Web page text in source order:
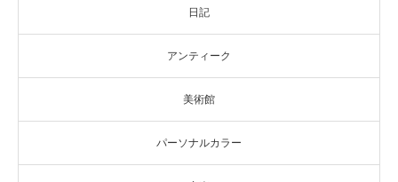
日記
アンティーク
美術館
パーソナルカラー